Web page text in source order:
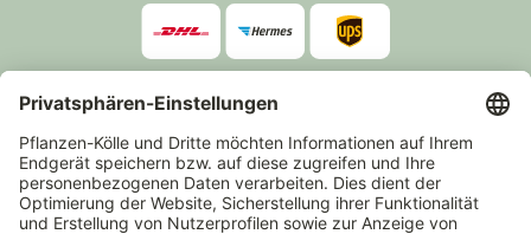
Zahlarten
*Alle Preise inkl. gesetzlicher Mehrwertsteuer zzgl.Versand